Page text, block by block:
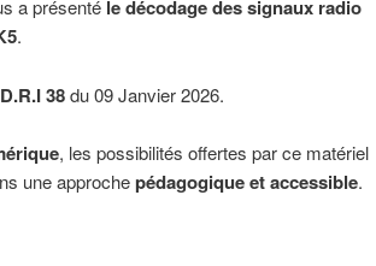
a présenté le décodage des signaux radio
.
D.R.I 38du 09 Janvier 2026.
, les possibilités offertes par ce matériel
une approchepédagogique et accessible.